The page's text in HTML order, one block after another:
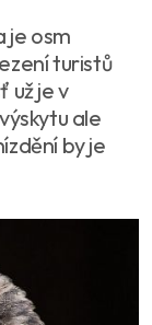
je osm
turistů
už je v
ale
by je